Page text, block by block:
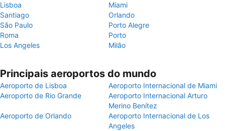
Lisboa
Miami
Santiago
Orlando
São Paulo
Porto Alegre
Roma
Porto
Los Angeles
Milão
Principais aeroportos do mundo
Aeroporto de Lisboa
Aeroporto Internacional de Miami
Aeroporto de Rio Grande
Aeroporto Internacional Arturo
Merino Benítez
Aeroporto de Orlando
Aeroporto Internacional de Los
Angeles